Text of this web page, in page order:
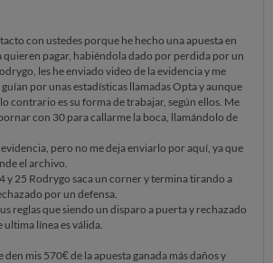
con ustedes porque he hecho una apuesta en
quieren pagar, habiéndola dado por perdida por un
les he enviado video de la evidencia y me
por unas estadísticas llamadas Opta y aunque
contrario es su forma de trabajar, según ellos. Me
con 30 para callarme la boca, llamándolo de
pero no me deja enviarlo por aquí, ya que
el archivo.
y 25 Rodrygo saca un corner y termina tirando a
por un defensa.
reglas que siendo un disparo a puerta y rechazado
ultima línea es válida.
den mis 570€ de la apuesta ganada más daños y